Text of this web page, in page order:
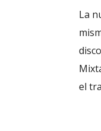
La
el